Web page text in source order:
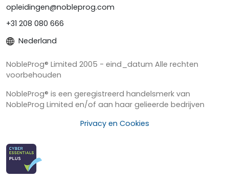
opleidingen@nobleprog.com
+31 208 080 666
Nederland
NobleProg® Limited 2005 - eind_datum Alle rechten
voorbehouden
NobleProg® is een geregistreerd handelsmerk van
NobleProg Limited en/of aan haar gelieerde bedrijven
Privacy en Cookies